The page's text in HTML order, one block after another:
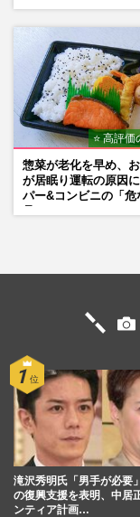
⭐ 高評
惣菜が老化を早め、
が居眠り運転の原因
パー&コンビニの「危
滝沢秀明氏「男手が必要
の復興支援を表明、中居
ンティア計画…